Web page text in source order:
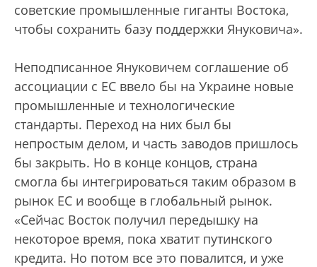
советские промышленные гиганты Востока,
чтобы сохранить базу поддержки Януковича».
Неподписанное Януковичем соглашение об
ассоциации с ЕС ввело бы на Украине новые
промышленные и технологические
стандарты. Переход на них был бы
непростым делом, и часть заводов пришлось
бы закрыть. Но в конце концов, страна
смогла бы интегрироваться таким образом в
рынок ЕС и вообще в глобальный рынок.
«Сейчас Восток получил передышку на
некоторое время, пока хватит путинского
кредита. Но потом все это повалится, и уже